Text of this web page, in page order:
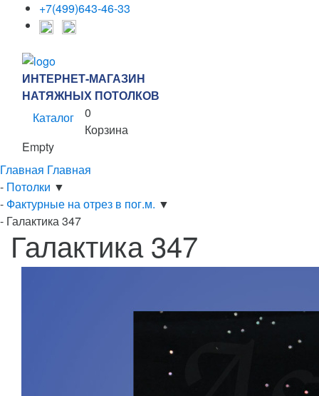
+7(499)643-46-33
ИНТЕРНЕТ-МАГАЗИН
НАТЯЖНЫХ ПОТОЛКОВ
Каталог
0
Корзина
Empty
Главная Главная
- Потолки ▼
- Фактурные на отрез в пог.м. ▼
- Галактика 347
Галактика 347